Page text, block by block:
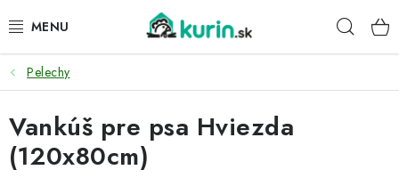
na
PRE HYDINU
PRE PSY
PRE ZAJACE
Pelechy
Vankúš pre psa Hviezda
(120x80cm)